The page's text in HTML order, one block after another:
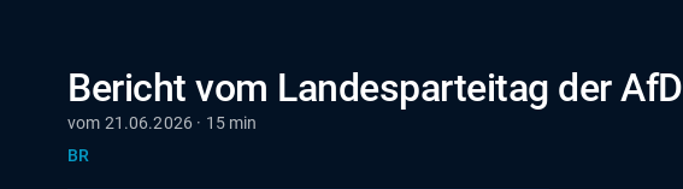
Bericht vom Landesparteitag der AfD
vom 21.06.2026 · 15 min
BR